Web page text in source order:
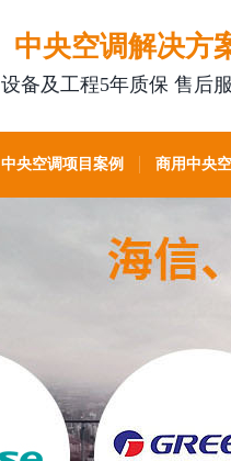
中央空调解决方
设备及工程5年质保 售后
中央空调项目案例 商用中央